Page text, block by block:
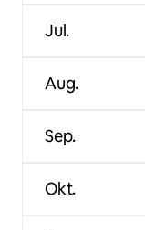
Jul.
Aug.
Sep.
Okt.